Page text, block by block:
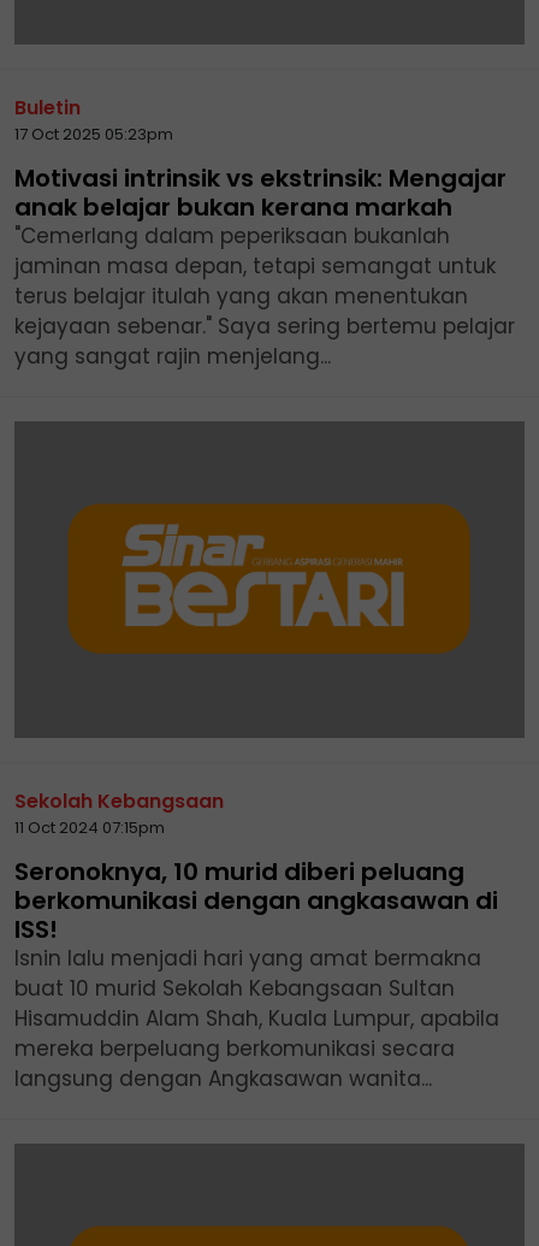
Buletin
17 Oct 2025 05:23pm
Motivasi intrinsik vs ekstrinsik: Mengajar
anak belajar bukan kerana markah
"Cemerlang dalam peperiksaan bukanlah
jaminan masa depan, tetapi semangat untuk
terus belajar itulah yang akan menentukan
kejayaan sebenar." Saya sering bertemu pelajar
yang sangat rajin menjelang...
Sekolah Kebangsaan
11 Oct 2024 07:15pm
Seronoknya, 10 murid diberi peluang
berkomunikasi dengan angkasawan di
ISS!
Isnin lalu menjadi hari yang amat bermakna
buat 10 murid Sekolah Kebangsaan Sultan
Hisamuddin Alam Shah, Kuala Lumpur, apabila
mereka berpeluang berkomunikasi secara
langsung dengan Angkasawan wanita...